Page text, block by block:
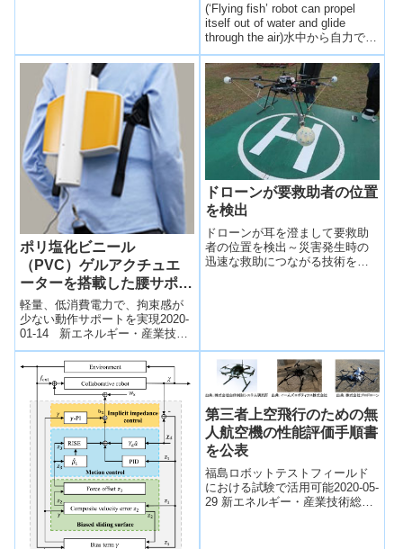
(‘Flying fish’ robot can propel
itself out of water and glide
through the air)水中から自力で発
進して滑空するロボットシステ
ムを開発。エネルギーは0.2gの
炭化カルシウム粉末、可動部分
は水を取り込む小型ポンプの
み。
ポリ塩化ビニール
（PVC）ゲルアクチュエ
ーターを搭載した腰サポー
トウエアを開発
軽量、低消費電力で、拘束感が
少ない動作サポートを実現2020-
01-14 新エネルギー・産業技術
総合開発機構,信州大学NEDO
は、「次世代人工知能・ロボッ
ト...
ドローンが要救助者の位置
を検出
ドローンが耳を澄まして要救助
者の位置を検出～災害発生時の
迅速な救助につながる技術を開
第三者上空飛行のための無
人航空機の性能評価手順書
を公表
福島ロボットテストフィールド
における試験で活用可能2020-05-
29 新エネルギー・産業技術総合